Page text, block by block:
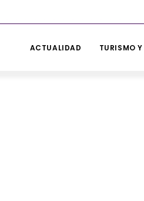
ACTUALIDAD TURISMO